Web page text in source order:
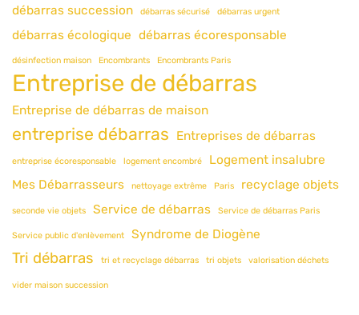
débarras succession débarras sécurisé débarras urgent
débarras écologique débarras écoresponsable
désinfection maison Encombrants Encombrants Paris
Entreprise de débarras
Entreprise de débarras de maison
entreprise débarras Entreprises de débarras
entreprise écoresponsable logement encombré
Logement insalubre
Mes Débarrasseurs
nettoyage extrême Paris recyclage objets
seconde vie objets Service de débarras Service de débarras Paris
Service public d'enlèvement Syndrome de Diogène
Tri débarras tri et recyclage débarras tri objets valorisation déchets
vider maison succession